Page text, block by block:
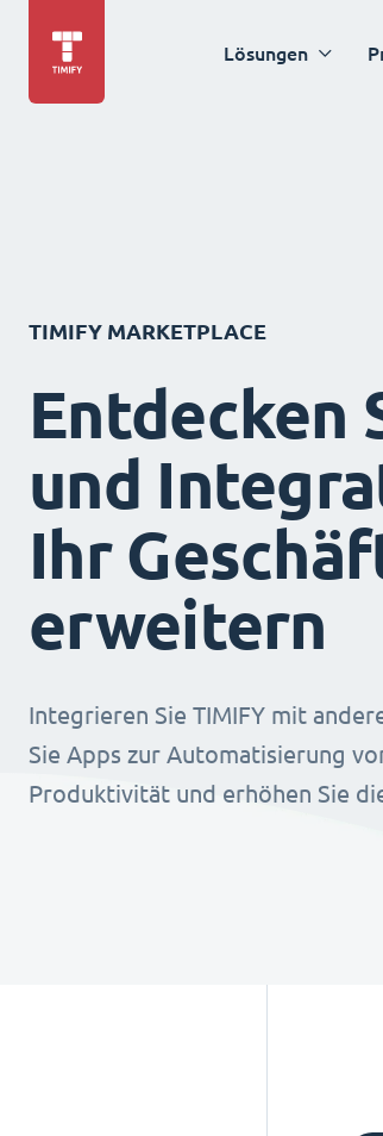
Lösungen
TIMIFY MARKETPLACE
Entdecken
und
Ihr
erweitern
Integrieren Sie TIMIFY mit
Sie Apps zur Automatisierung
Produktivität und erhöhen Sie